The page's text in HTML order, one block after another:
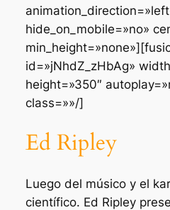
hide_on_mobile=»no»
id=»jNhdZ_zHbAg»
height=»350″
class=»»/]
Ed Ripley
Luego del músico y el
científico. Ed Ripley